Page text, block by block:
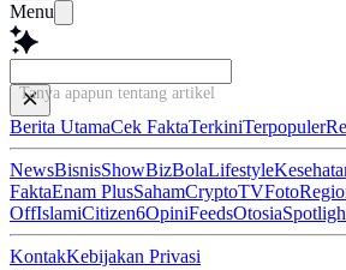
Menu
Tanya apapun tentang artikel ini...
Berita UtamaCek FaktaTerkiniTerpopuler
NewsBisnisShowBizBolaLifestyle
FaktaEnam PlusSahamCryptoTVFoto
OffIslamiCitizen6OpiniFeedsOtosia
KontakKebijakan Privasi